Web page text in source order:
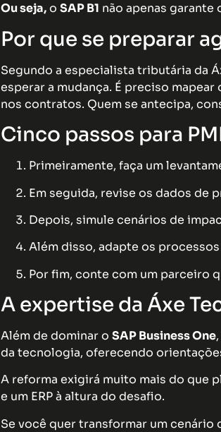
Ou seja,o SAP B1 não apenas
Por que se preparar
Segundo a especialista tributária da
esperar a mudança. É preciso
nos contratos. Quem se antecipa,
Cinco passos para
Primeiramente, faça um
Em seguida, revise os dados de
Depois, simule cenários de
Além disso, adapte os
Por fim, conte com um parceiro
A expertise da Áxe
Além de dominar o SAP Business One
da tecnologia, oferecendo
A reforma exigirá muito mais do que
e um ERP à altura do desafio.
Se você quer transformar um cenário